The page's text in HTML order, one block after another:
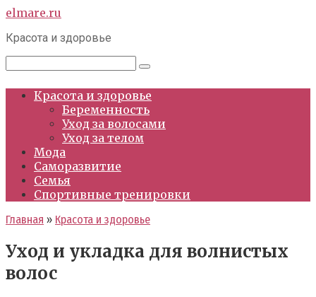
Перейти
контенту
elmare.ru
Красота и здоровье
Красота и здоровье
Беременность
Уход за волосами
Уход за телом
Мода
Саморазвитие
Семья
Спортивные тренировки
Главная » Красота и здоровье
Уход и укладка для волнистых
волос